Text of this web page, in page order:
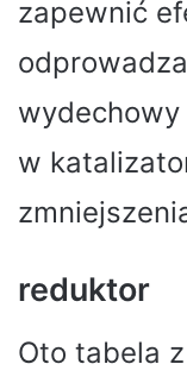
zapewnić
w
reduktor
Oto tabela